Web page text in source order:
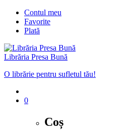
Contul meu
Favorite
Plată
Librăria Presa Bună
O librărie pentru sufletul tău!
0
Coș